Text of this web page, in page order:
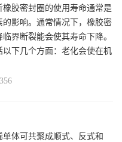
胶密封圈的使用寿命通常是
影响。通常情况下，橡胶密
界断裂能会使其寿命下降。
下几个方面：老化会使在机
体可共聚成顺式、反式和